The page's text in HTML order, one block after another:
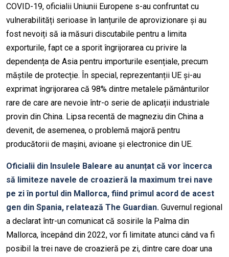
COVID-19, oficialii Uniunii Europene s-au confruntat cu
vulnerabilități serioase în lanțurile de aprovizionare și au
fost nevoiți să ia măsuri discutabile pentru a limita
exporturile, fapt ce a sporit îngrijorarea cu privire la
dependența de Asia pentru importurile esențiale, precum
măștile de protecție. În special, reprezentanții UE și-au
exprimat îngrijorarea că 98% dintre metalele pământurilor
rare de care are nevoie într-o serie de aplicații industriale
provin din China. Lipsa recentă de magneziu din China a
devenit, de asemenea, o problemă majoră pentru
producătorii de mașini, avioane și electronice din UE.
Oficialii din Insulele Baleare au anunțat că vor încerca
să limiteze navele de croazieră la maximum trei nave
pe zi în portul din Mallorca, fiind primul acord de acest
gen din Spania, relatează The Guardian. Guvernul regional
a declarat într-un comunicat că sosirile la Palma din
Mallorca, începând din 2022, vor fi limitate atunci când va fi
posibil la trei nave de croazieră pe zi, dintre care doar una